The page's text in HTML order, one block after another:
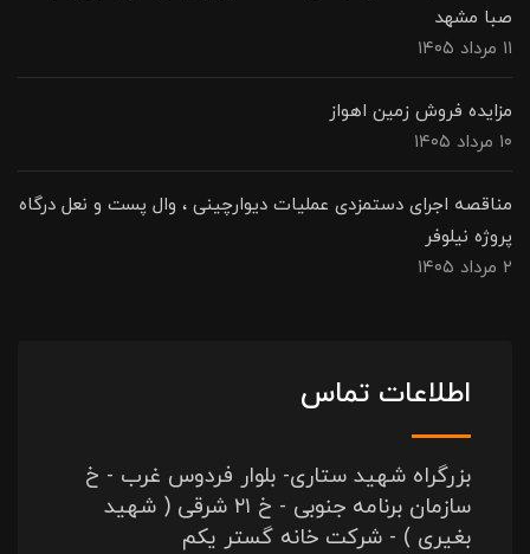
صبا مشهد
۱۱ مرداد ۱۴۰۵
مزایده فروش زمین اهواز
۱۰ مرداد ۱۴۰۵
مناقصه اجرای دستمزدی عملیات دیوارچینی ، وال پست و نعل درگاه
پروژه نیلوفر
۲ مرداد ۱۴۰۵
اطلاعات تماس
بزرگراه شهید ستاری- بلوار فردوس غرب - خ
سازمان برنامه جنوبی - خ ۲۱ شرقی ( شهید
بغیری ) - شرکت خانه گستر یکم